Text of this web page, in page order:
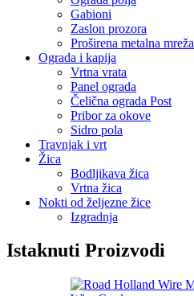
Gabioni
Zaslon prozora
Proširena metalna mreža
Ograda i kapija
Vrtna vrata
Panel ograda
Čelična ograda Post
Pribor za okove
Sidro pola
Travnjak i vrt
Žica
Bodljikava žica
Vrtna žica
Nokti od željezne žice
Izgradnja
Istaknuti Proizvodi